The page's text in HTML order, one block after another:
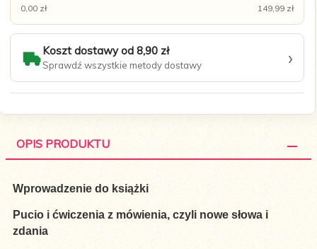
0,00 zł 149,99 zł
Koszt dostawy od 8,90 zł
Sprawdź wszystkie metody dostawy ›
OPIS PRODUKTU
Wprowadzenie do książki
Pucio i ćwiczenia z mówienia, czyli nowe słowa i
zdania